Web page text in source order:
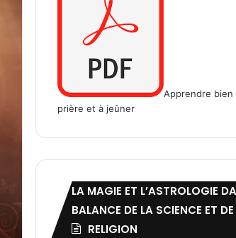
Apprendre bien
prière et à jeûner
LA MAGIE ET L’ASTROLOGIE
BALANCE DE LA SCIENCE ET
RELIGION